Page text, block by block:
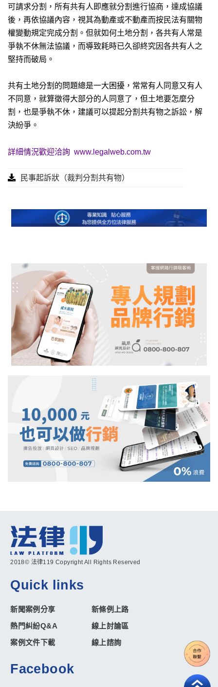
可請求分割，所有共有人即應就分割進行協商，達成協議
後，再依協議內容，視其為動產或不動產而按民法有關物
權變動規定完成分割。但就如何土地分割，各共有人常是
爭執不休無法協議，而導致耗時已久卻終究因各共有人之
堅持而破局。
共有土地分割的問題總是一大困擾，常常有人同意又有人
不同意，就算徵得大部分的人同意了，但土地要怎麼分
割，也是爭執不休，建議可以提起分割共有物之訴訟，解
決紛爭。
詳細情況歡迎洽詢www.legalweb.com.tw
民事起訴狀（裁判分割共有物）
2018© 法律119 Copyright All Rights Reserved
Quick links
新聞案例分享
新條例上路
熱門糾紛Q&A
線上討論區
案例文件下載
線上諮詢
Facebook